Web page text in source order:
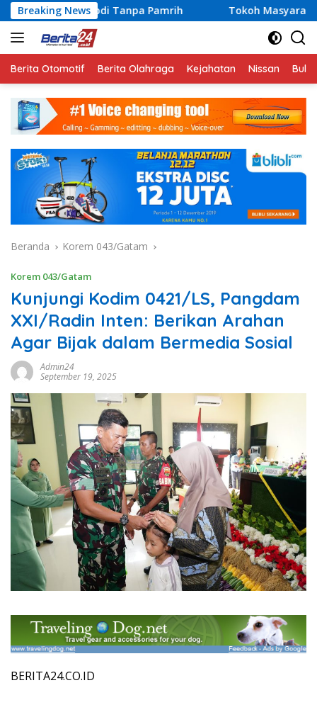
Langsung
ke
konten
Breaking News
Tanpa Pamrih Tokoh Masyarakat Lampung Jadi
Berita Otomotif Berita Olahraga Kejahatan Nissan
Beranda Korem 043/Gatam
Korem 043/Gatam
Kunjungi Kodim 0421/LS, Pangdam
XXI/Radin Inten: Berikan Arahan
Agar Bijak dalam Bermedia Sosial
Admin24
September 19, 2025
BERITA24.CO.ID